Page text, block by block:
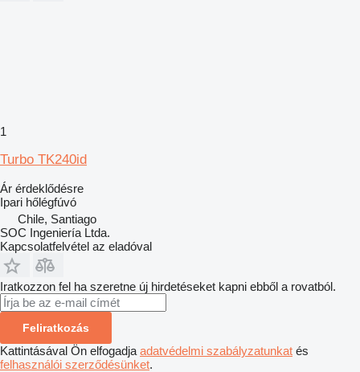
1
Turbo TK240id
Ár érdeklődésre
Ipari hőlégfúvó
Chile, Santiago
SOC Ingeniería Ltda.
Kapcsolatfelvétel az eladóval
Iratkozzon fel ha szeretne új hirdetéseket kapni ebből a rovatból.
Feliratkozás
Kattintásával Ön elfogadja adatvédelmi szabályzatunkat és
felhasználói szerződésünket.